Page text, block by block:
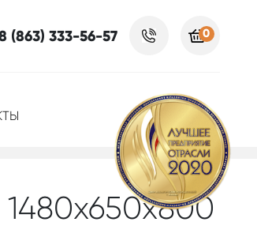
(863) 333-56-57 0